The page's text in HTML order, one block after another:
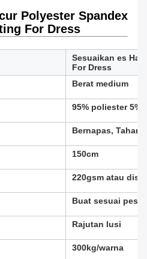
Polyester Spandex
For Dress
Sesuaikan es
For Dress
Berat medium
95% poliester 5%
Bernapas, Tahan
150cm
220gsm atau
Buat sesuai
Rajutan lusi
300kg/warna